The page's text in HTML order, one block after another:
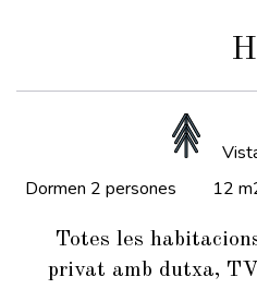
H
Dormen 2 persones
12
Totes les
privat amb dutxa,